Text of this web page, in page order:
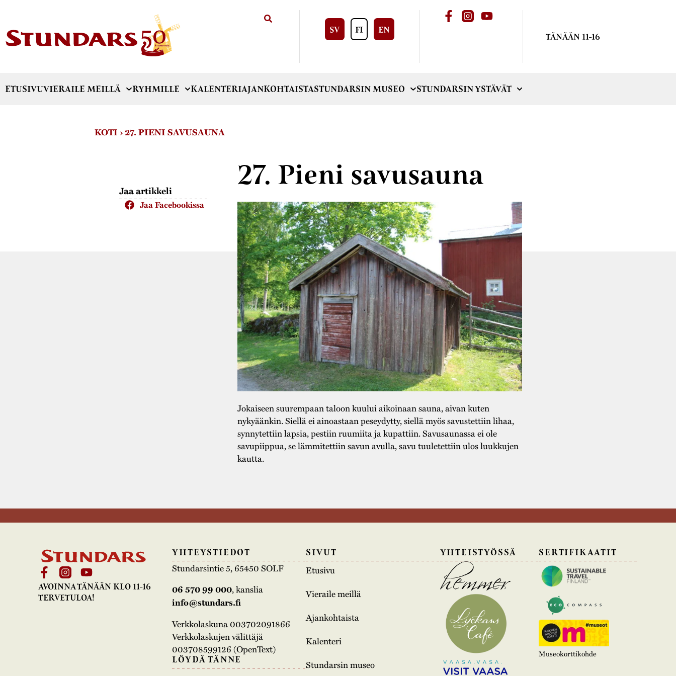
SV FI EN
TÄNÄÄN 11-16
ETUSIVUVIERAILE MEILLÄ RYHMILLE KALENTERIAJANKOHTAISTASTUNDARSIN MUSEO STUNDARSIN YSTÄVÄT
KOTI ›27. PIENI SAVUSAUNA
Jaa artikkeli
Jaa Facebookissa
27. Pieni savusauna
Jokaiseen suurempaan taloon kuului aikoinaan sauna, aivan kuten
nykyäänkin. Siellä ei ainoastaan peseydytty, siellä myös savustettiin lihaa,
synnytettiin lapsia, pestiin ruumiita ja kupattiin. Savusaunassa ei ole
savupiippua, se lämmitettiin savun avulla, savu tuuletettiin ulos luukkujen
kautta.
AVOINNA TÄNÄÄN KLO 11-16
TERVETULOA!
YHTEYSTIEDOT
Stundarsintie 5, 65450 SOLF
06 570 99 000, kanslia
info@stundars.fi
Verkkolaskuna 003702091866
Verkkolaskujen välittäjä
003708599126 (OpenText)
LÖYDÄ TÄNNE
SIVUT
Etusivu
Vieraile meillä
Ajankohtaista
Kalenteri
Stundarsin museo
YHTEISTYÖSSÄ SERTIFIKAATIT
Museokorttikohde